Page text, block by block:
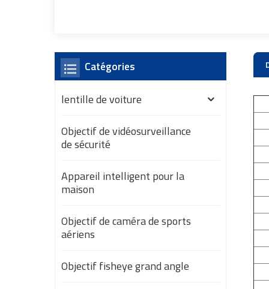
Catégories
lentille de voiture
Objectif de vidéosurveillance
de sécurité
Appareil intelligent pour la
maison
Objectif de caméra de sports
aériens
Objectif fisheye grand angle